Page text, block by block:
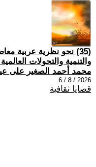
(35) نحو نظرية عربية
والتنمية والتحولات
محمد أحمد الصغير على
2026 / 8 / 6
قضايا ثقافية